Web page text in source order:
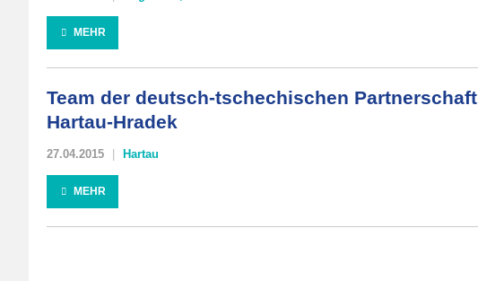
MEHR
Team der deutsch-tschechischen Partnerschaft
Hartau-Hradek
27.04.2015 Hartau
MEHR